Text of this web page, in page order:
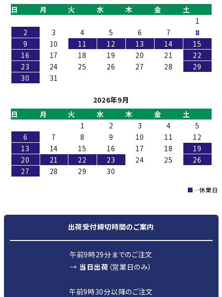
日
月 火 水 木 金
土
1
2
3 4 5 6 7
8
9
10 11 12 13 14
15
16
17 18 19 20 21
22
23
24 25 26 27 28
29
30
31
2026年9月
日
月 火 水 木 金
土
1
2 3 4
5
6
7 8 9 10 11
12
13
14 15 16 17 18
19
20
21 22 23 24 25
26
27
28 29 30
■…休業日
出荷受付締切時間のご案内
午前9時29分までのご注文
→ 当日出荷 （営業日のみ）
午前9時30分以降のご注文